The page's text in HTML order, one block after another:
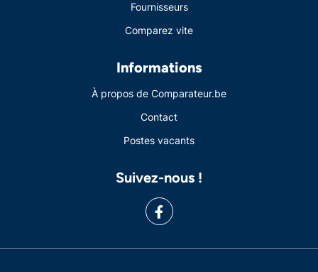
Fournisseurs
Comparez vite
Informations
À propos de Comparateur.be
Contact
Postes vacants
Suivez-nous !